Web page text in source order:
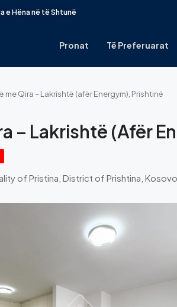
e Hëna në të Shtunë
Pronat Të Preferuarat
me Qira – Lakrishtë (afër Energym), Prishtinë
– Lakrishtë (afër
of Pristina, District of Prishtina, Kosovo